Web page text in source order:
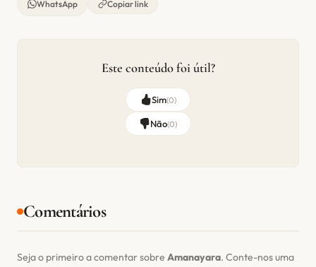
WhatsApp Copiar link
Este conteúdo foi útil?
Sim(0)
Não(0)
Comentários
Seja o primeiro a comentar sobre Amanayara. Conte-nos uma